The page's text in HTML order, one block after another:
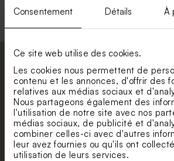
Consentement Détails À
Ce site web utilise des cookies.
Les cookies nous permettent de
contenu et les annonces, d'offrir des
relatives aux médias sociaux et
Nous partageons également des
l'utilisation de notre site avec nos
médias sociaux, de publicité et
combiner celles-ci avec d'autres
leur avez fournies ou qu'ils ont
utilisation de leurs services.
Abonnez-vous à la
informé. Petite surprise :
de réduction.
Prénom
E-mail